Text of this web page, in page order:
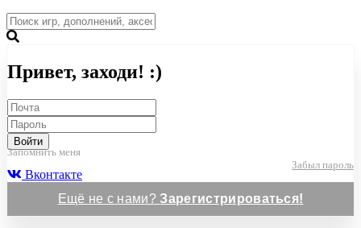
Привет, заходи! :)
Войти
Запомнить меня
Забыл пароль
Вконтакте
Ещё не с нами?Зарегистрироваться!